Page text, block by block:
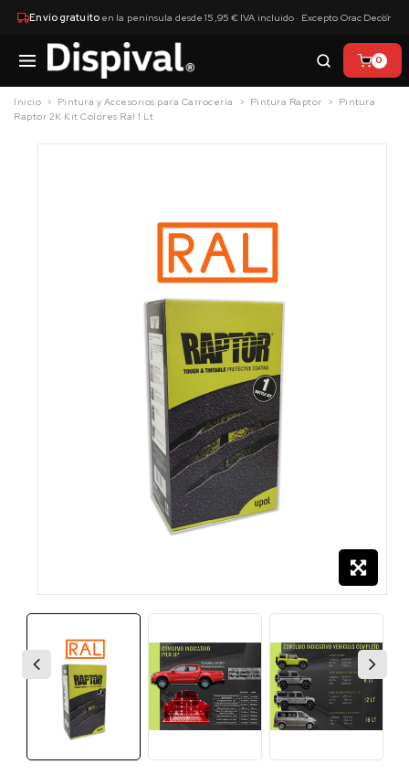
Envío gratuitoen la península desde 15,95 € IVA incluido · Excepto Orac Decor
×
0
Inicio Pintura y Accesorios para Carrocería Pintura Raptor
Pintura
Raptor 2K Kit Colores Ral 1 Lt